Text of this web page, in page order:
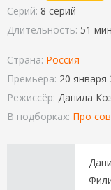
Серий: 8 серий
Длительность: 51 мин
Страна: Россия
Премьера: 20 января
Режиссёр: Данила
В подборках: Про